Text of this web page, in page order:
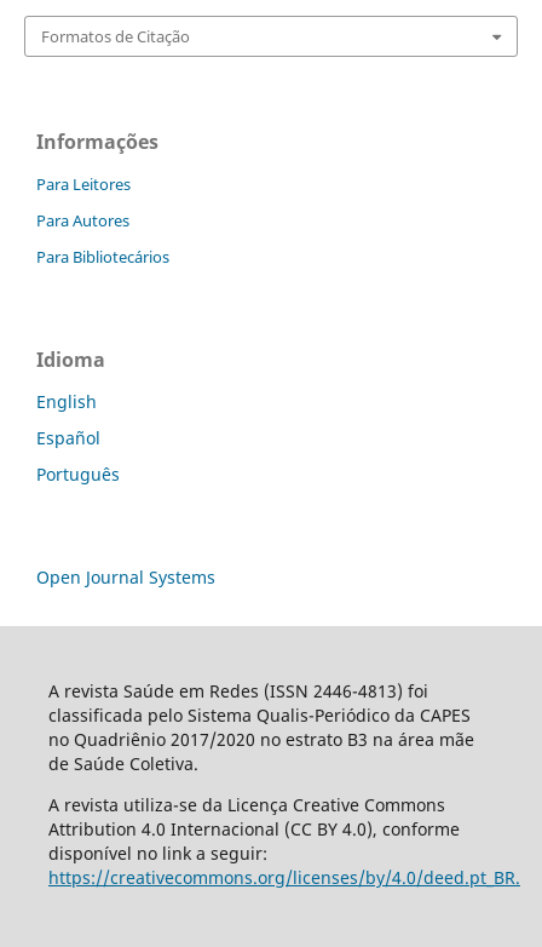
Formatos de Citação
Informações
Para Leitores
Para Autores
Para Bibliotecários
Idioma
English
Español
Português
Open Journal Systems
A revista Saúde em Redes (ISSN 2446-4813) foi
classificada pelo Sistema Qualis-Periódico da CAPES
no Quadriênio 2017/2020 no estrato B3 na área mãe
de Saúde Coletiva.
A revista utiliza-se da Licença Creative Commons
Attribution 4.0 Internacional (CC BY 4.0), conforme
disponível no link a seguir:
https://creativecommons.org/licenses/by/4.0/deed.pt_BR.